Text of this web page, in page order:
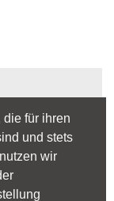
für ihren
und stets
wir